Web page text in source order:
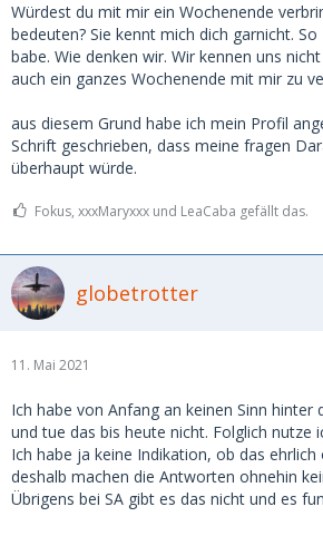
Würdest du mit mir ein Wochenende
bedeuten? Sie kennt mich dich garnicht.
babe. Wie denken wir. Wir kennen uns
auch ein ganzes Wochenende mit mir zu
aus diesem Grund habe ich mein Profil
Schrift geschrieben, dass meine fragen
überhaupt würde.
Fokus, xxxMaryxxx und LeaCaba gefällt das.
globetrotter
11. Mai 2021
Ich habe von Anfang an keinen Sinn hinter
und tue das bis heute nicht. Folglich nutze
Ich habe ja keine Indikation, ob das
deshalb machen die Antworten ohnehin
Übrigens bei SA gibt es das nicht und es